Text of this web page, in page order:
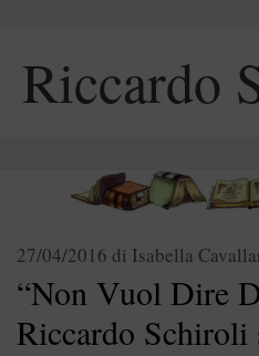
Riccardo
“Non Vuol Dire
Riccardo Schiroli
27/04/2016 di Isabella